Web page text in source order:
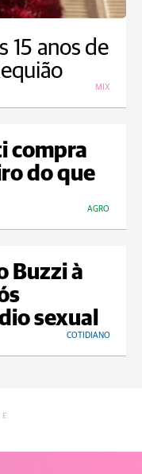
15 anos de
MIX
compra
do que
AGRO
Buzzi à
sexual
COTIDIANO